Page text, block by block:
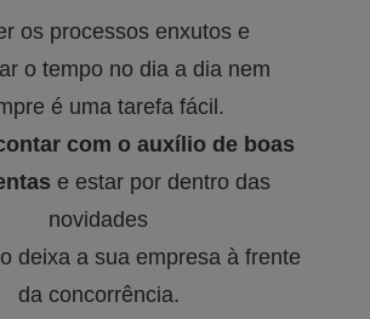
os processos enxutos e
o tempo no dia a dia nem
é uma tarefa fácil.
com o auxílio de boas
e estar por dentro das
novidades
deixa a sua empresa à frente
da concorrência.